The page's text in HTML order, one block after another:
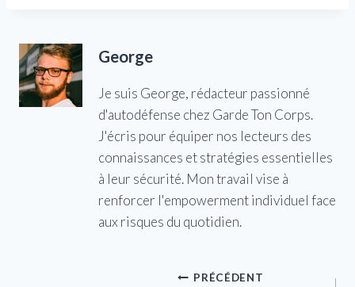
George
Je suis George, rédacteur passionné
d'autodéfense chez Garde Ton Corps.
J'écris pour équiper nos lecteurs des
connaissances et stratégies essentielles
à leur sécurité. Mon travail vise à
renforcer l'empowerment individuel face
aux risques du quotidien.
PRÉCÉDENT